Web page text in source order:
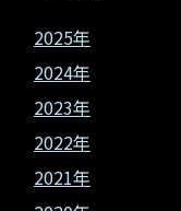
2025年
2024年
2023年
2022年
2021年